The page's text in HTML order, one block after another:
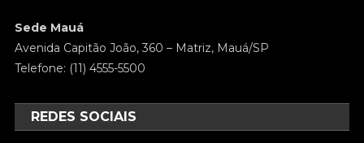
Sede Mauá
Avenida Capitão João, 360 – Matriz, Mauá/SP
Telefone: (11) 4555-5500
REDES SOCIAIS